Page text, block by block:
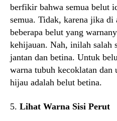
berfikir bahwa semua belut
semua. Tidak, karena jika di
beberapa belut yang
kehijauan. Nah, inilah salah
jantan dan betina. Untuk
warna tubuh kecoklatan
hijau adalah belut betina.
5. Lihat Warna Sisi Perut